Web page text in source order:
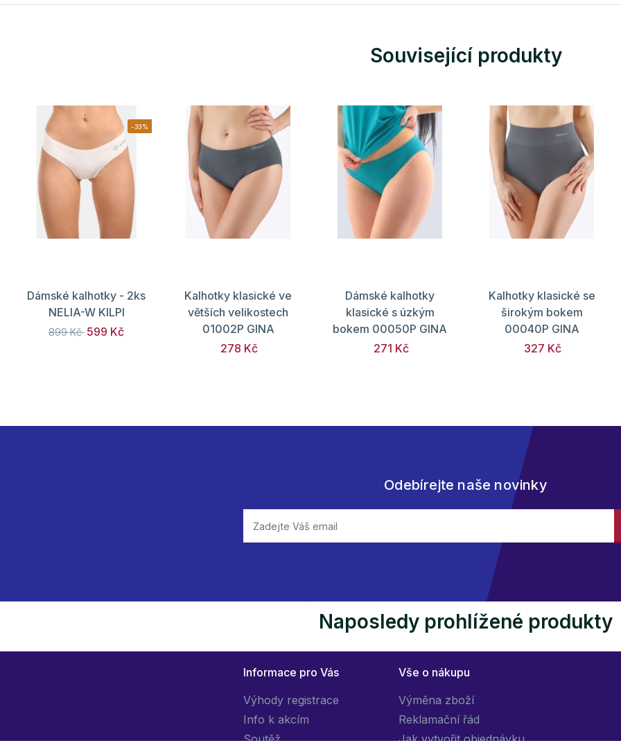
Související produkty
-33%
Dámské kalhotky - 2ks
NELIA-W KILPI
899 Kč 599 Kč
Kalhotky klasické ve
větších velikostech
01002P GINA
278 Kč
Dámské kalhotky
klasické s úzkým
bokem 00050P GINA
271 Kč
Kalhotky klasické se
širokým bokem
00040P GINA
327 Kč
Odebírejte naše novinky
Naposledy prohlížené produkty
Informace pro Vás
Výhody registrace
Info k akcím
Soutěž
Vše o nákupu
Výměna zboží
Reklamační řád
Jak vytvořit objednávku